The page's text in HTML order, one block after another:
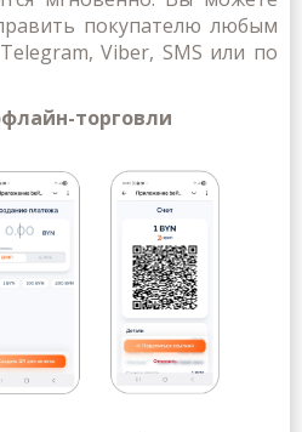
покупателю любым
Viber, SMS или по
торговли